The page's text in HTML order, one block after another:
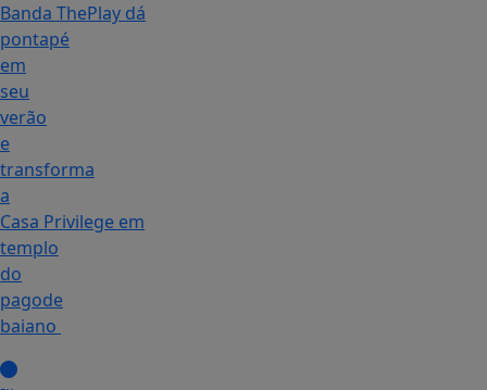
Banda ThePlay dá
pontapé
em
seu
verão
e
transforma
a
Casa Privilege em
templo
do
pagode
baiano